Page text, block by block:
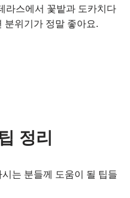
라스에서 꽃밭과 도카치다
분위기가 정말 좋아요.
정리
는 분들께 도움이 될 팁들